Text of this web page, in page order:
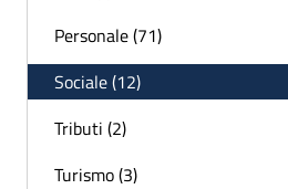
Personale (71)
Sociale (12)
Tributi (2)
Turismo (3)